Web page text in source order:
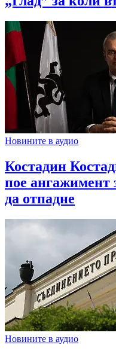
Новините в аудио
Костадин
пое ангажимент
да отпадне
Новините в аудио